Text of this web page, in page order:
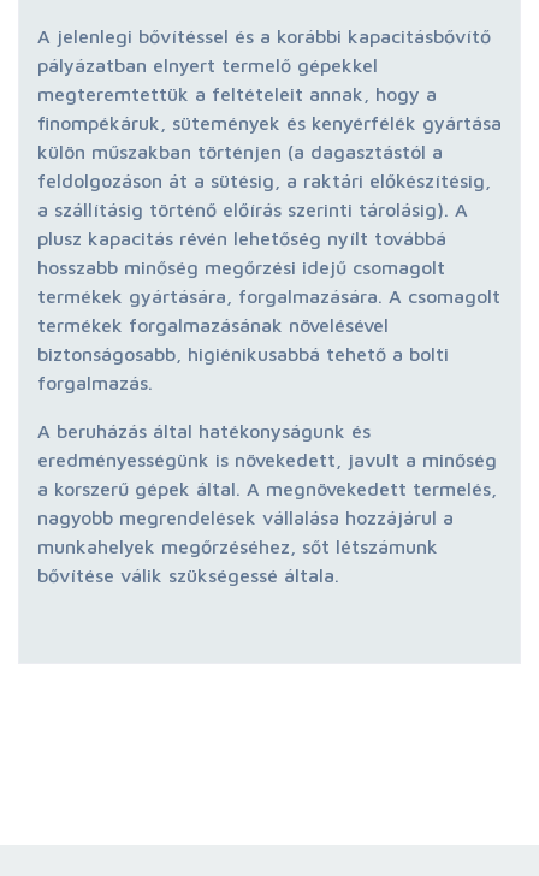
A jelenlegi bővítéssel és a korábbi kapacitásbővítő
pályázatban elnyert termelő gépekkel
megteremtettük a feltételeit annak, hogy a
finompékáruk, sütemények és kenyérfélék gyártása
külön műszakban történjen (a dagasztástól a
feldolgozáson át a sütésig, a raktári előkészítésig,
a szállításig történő előírás szerinti tárolásig). A
plusz kapacitás révén lehetőség nyílt továbbá
hosszabb minőség megőrzési idejű csomagolt
termékek gyártására, forgalmazására. A csomagolt
termékek forgalmazásának növelésével
biztonságosabb, higiénikusabbá tehető a bolti
forgalmazás.
A beruházás által hatékonyságunk és
eredményességünk is növekedett, javult a minőség
a korszerű gépek által. A megnövekedett termelés,
nagyobb megrendelések vállalása hozzájárul a
munkahelyek megőrzéséhez, sőt létszámunk
bővítése válik szükségessé általa.